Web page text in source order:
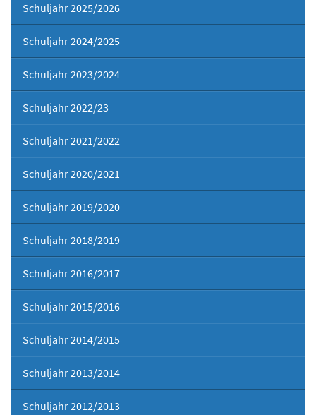
Schuljahr 2025/2026
Schuljahr 2024/2025
Schuljahr 2023/2024
Schuljahr 2022/23
Schuljahr 2021/2022
Schuljahr 2020/2021
Schuljahr 2019/2020
Schuljahr 2018/2019
Schuljahr 2016/2017
Schuljahr 2015/2016
Schuljahr 2014/2015
Schuljahr 2013/2014
Schuljahr 2012/2013